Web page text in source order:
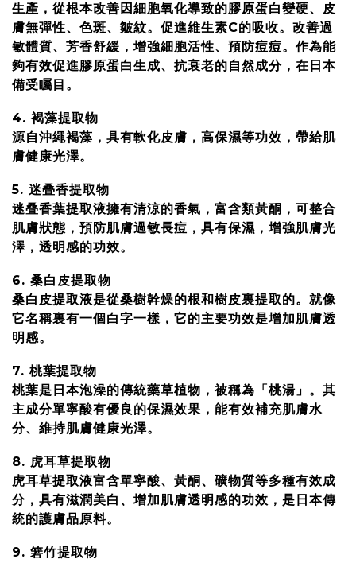
生產，從根本改善因細胞氧化導致的膠原蛋白變硬、皮
膚無彈性、色斑、皺紋。促進維生素C的吸收。改善過
敏體質、芳香舒緩，增強細胞活性、預防痘痘。作為能
夠有效促進膠原蛋白生成、抗衰老的自然成分，在日本
備受矚目。
4. 褐藻提取物
源自沖繩褐藻，具有軟化皮膚，高保濕等功效，帶給肌
膚健康光澤。
5. 迷叠香提取物
迷叠香葉提取液擁有清涼的香氣，富含類黃酮，可整合
肌膚狀態，預防肌膚過敏長痘，具有保濕，增強肌膚光
澤，透明感的功效。
6. 桑白皮提取物
桑白皮提取液是從桑樹幹燥的根和樹皮裏提取的。就像
它名稱裏有一個白字一樣，它的主要功效是增加肌膚透
明感。
7. 桃葉提取物
桃葉是日本泡澡的傳統藥草植物，被稱為「桃湯」。其
主成分單寧酸有優良的保濕效果，能有效補充肌膚水
分、維持肌膚健康光澤。
8. 虎耳草提取物
虎耳草提取液富含單寧酸、黃酮、礦物質等多種有效成
分，具有滋潤美白、增加肌膚透明感的功效，是日本傳
統的護膚品原料。
9. 箬竹提取物